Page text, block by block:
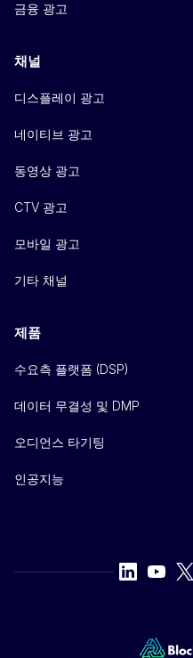
금융 광고
채널
디스플레이 광고
네이티브 광고
동영상 광고
CTV 광고
모바일 광고
기타 채널
제품
수요측 플랫폼 (DSP)
데이터 무결성 및 DMP
오디언스 타기팅
인공지능